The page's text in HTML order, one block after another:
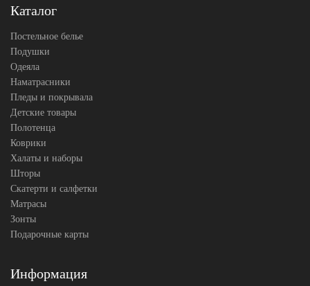
Каталог
Постельное белье
Подушки
Одеяла
Наматрасники
Пледы и покрывала
Детские товары
Полотенца
Коврики
Халаты и наборы
Шторы
Скатерти и салфетки
Матрасы
Зонты
Подарочные карты
Информация